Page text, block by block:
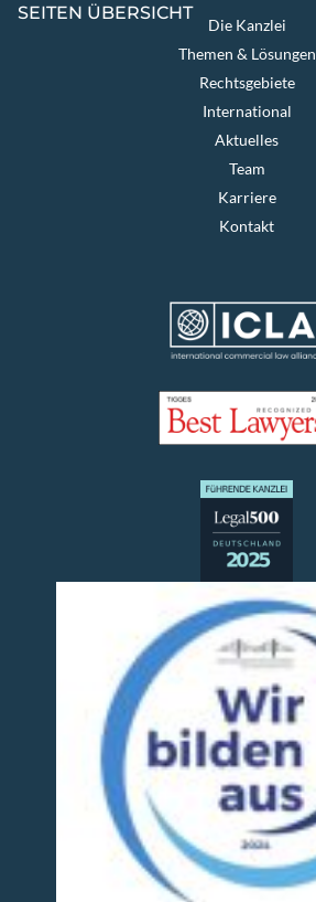
SEITEN ÜBERSICHT
Die Kanzlei
Themen & Lösungen
Rechtsgebiete
International
Aktuelles
Team
Karriere
Kontakt